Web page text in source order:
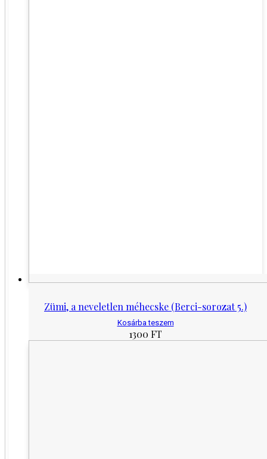
Zümi, a neveletlen méhecske (Berci-sorozat 5.)
Kosárba teszem
1300 FT